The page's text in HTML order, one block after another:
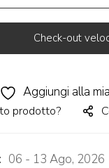
Check-out
Aggiungi alla
prodotto?
06 - 13 Ago, 2026